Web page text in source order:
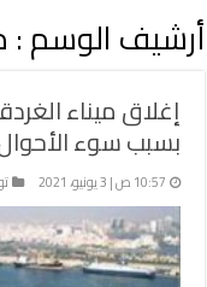
أرشيف الوسم :
إغلاق ميناء
بسبب سوء
10:57 ص | 3 يونيو، 2021